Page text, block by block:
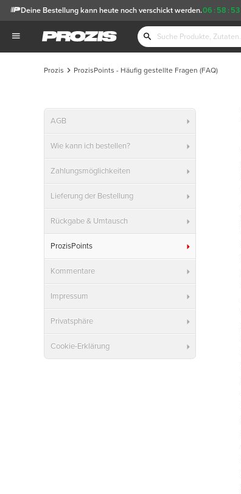
06 : 58 : 53
Deine Bestellung kann heute noch verschickt werden.
Prozis ProzisPoints - Häufig gestellte Fragen (FAQ)
AGB
Wie kann ich bestellen?
Zahlungsmöglichkeiten
Lieferung der Bestellung
Rückgabe & Umtausch
ProzisPoints
Kommentare
Impressum
Privatsphäre
Cookie-Erklärung